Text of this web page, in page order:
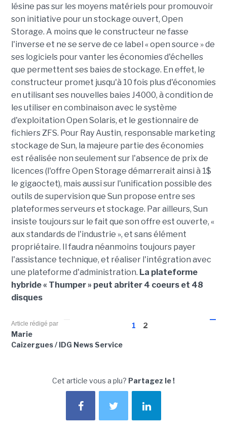
lésine pas sur les moyens matériels pour promouvoir
son initiative pour un stockage ouvert, Open
Storage. A moins que le constructeur ne fasse
l'inverse et ne se serve de ce label « open source » de
ses logiciels pour vanter les économies d'échelles
que permettent ses baies de stockage. En effet, le
constructeur promet jusqu'à 10 fois plus d'économies
en utilisant ses nouvelles baies J4000, à condition de
les utiliser en combinaison avec le système
d'exploitation Open Solaris, et le gestionnaire de
fichiers ZFS. Pour Ray Austin, responsable marketing
stockage de Sun, la majeure partie des économies
est réalisée non seulement sur l'absence de prix de
licences (l'offre Open Storage démarrerait ainsi à 1$
le gigaoctet), mais aussi sur l'unification possible des
outils de supervision que Sun propose entre ses
plateformes serveurs et stockage. Par ailleurs, Sun
insiste toujours sur le fait que son offre est ouverte, «
aux standards de l'industrie », et sans élément
propriétaire. Il faudra néanmoins toujours payer
l'assistance technique, et réaliser l'intégration avec
une plateforme d'administration. La plateforme
hybride « Thumper » peut abriter 4 coeurs et 48
disques
1 2
Article rédigé par
Marie
Caizergues / IDG News Service
Cet article vous a plu? Partagez le !